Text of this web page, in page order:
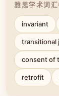
雅思学术词
invariant
transitional
consent of
retrofit